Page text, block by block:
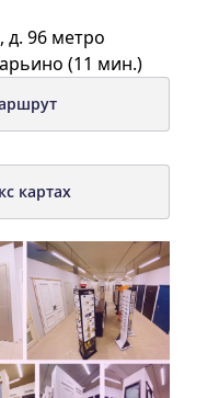
д. 96 метро
(11 мин.)
картах